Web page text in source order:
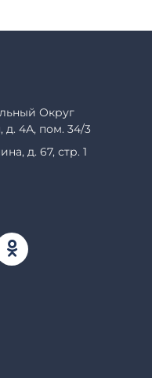
Округ
д. 4А, пом. 34/3
д. 67, стр. 1